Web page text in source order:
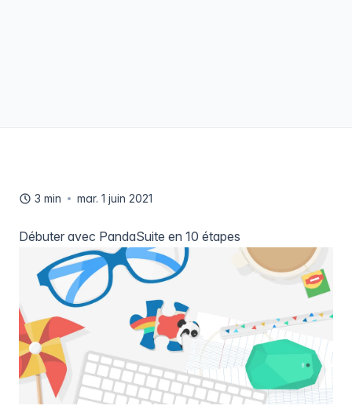
3 min mar. 1 juin 2021
Débuter avec PandaSuite en 10 étapes